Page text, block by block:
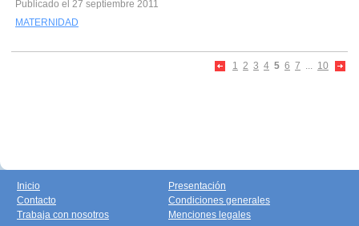
Publicado el 27 septiembre 2011
MATERNIDAD
1 2 3 4 5 6 7 ... 10
Inicio
Contacto
Trabaja con nosotros
Presentación
Condiciones generales
Menciones legales